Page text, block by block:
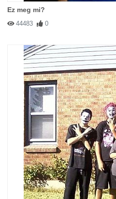
Ez meg mi?
44483 0